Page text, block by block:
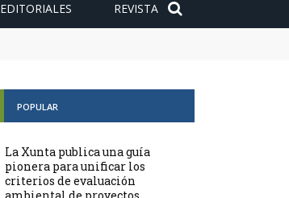
EDITORIALES REVISTA
POPULAR
La Xunta publica una guía
pionera para unificar los
criterios de evaluación